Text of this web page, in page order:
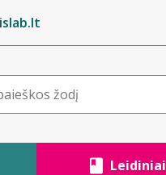
Leidiniai